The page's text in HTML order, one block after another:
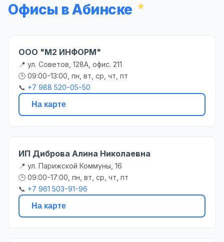
Офисы в Абинске
ООО "М2 ИНФОРМ"
📍 ул. Советов, 128А, офис. 211
🕒 09:00-13:00, пн, вт, ср, чт, пт
📞 +7 988 520-05-50
На карте
ИП Диброва Алина Николаевна
📍 ул. Парижской Коммуны, 16
🕒 09:00-17:00, пн, вт, ср, чт, пт
📞 +7 961 503-91-96
На карте